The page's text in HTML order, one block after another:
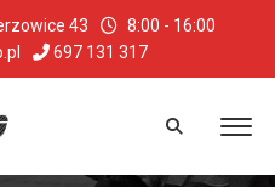
43
8:00 - 16:00
697 131 317